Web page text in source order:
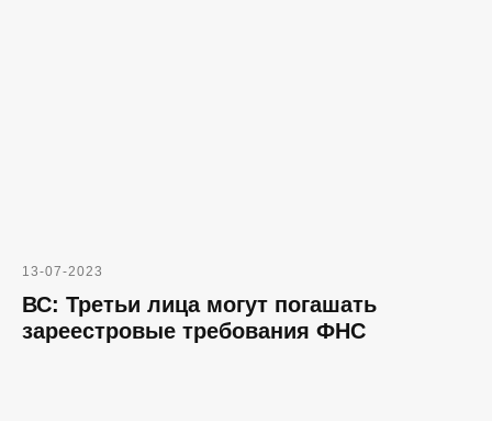
13-07-2023
ВС: Третьи лица могут погашать
зареестровые требования ФНС